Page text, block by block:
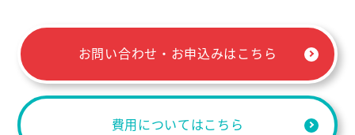
お問い合わせ・お申込みはこちら
費用についてはこちら